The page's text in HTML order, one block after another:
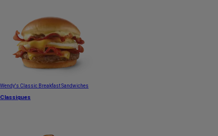
Wendy's Classic Breakfast Sandwiches
Classiques